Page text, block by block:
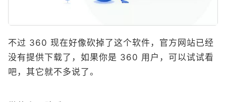
不过 360 现在好像砍掉了这个软件，官方网站已经
没有提供下载了，如果你是 360 用户，可以试试看
吧，其它就不多说了。